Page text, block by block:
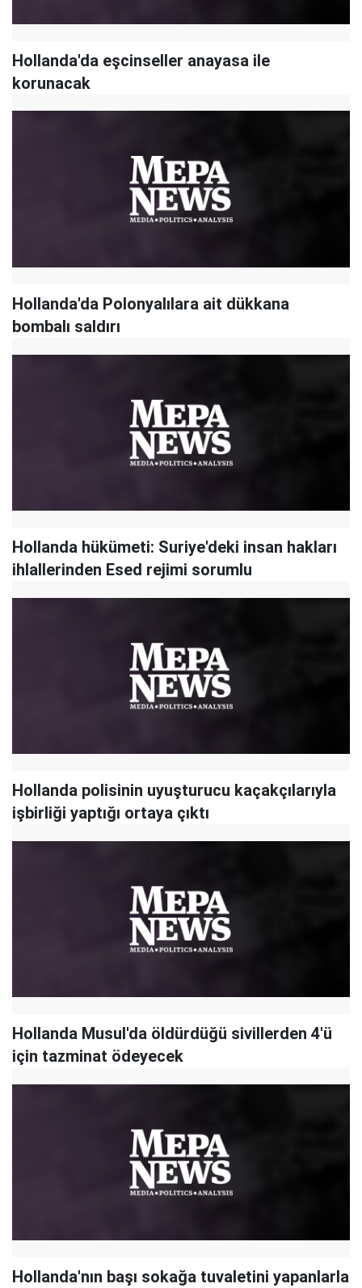
Hollanda'da eşcinseller anayasa ile
korunacak
Hollanda'da Polonyalılara ait dükkana
bombalı saldırı
Hollanda hükümeti: Suriye'deki insan hakları
ihlallerinden Esed rejimi sorumlu
Hollanda polisinin uyuşturucu kaçakçılarıyla
işbirliği yaptığı ortaya çıktı
Hollanda Musul'da öldürdüğü sivillerden 4'ü
için tazminat ödeyecek
Hollanda'nın başı sokağa tuvaletini yapanlarla